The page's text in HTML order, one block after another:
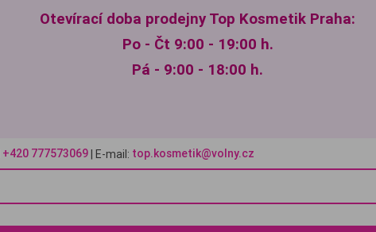
Otevírací doba prodejny Top Kosmetik Praha:
Po - Čt 9:00 - 19:00 h.
Pá - 9:00 - 18:00 h.
+420 777573069| E-mail: top.kosmetik@volny.cz